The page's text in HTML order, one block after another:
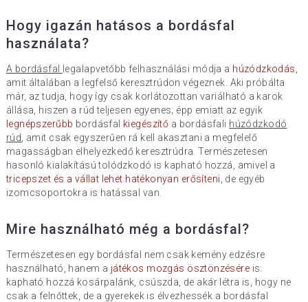
Hogy igazán hatásos a bordásfal
használata?
A bordásfal legalapvetőbb felhasználási módja a húzódzkodás
amit általában a legfelső keresztrúdon végeznek. Aki próbálta
már, az tudja, hogy így csak korlátozottan variálható a karok
állása, hiszen a rúd teljesen egyenes; épp emiatt az egyik
legnépszerűbb bordásfal kiegészítő a bordásfali húzódzkodó
rúd , amit csak egyszerűen rá kell akasztani a megfelelő
magasságban elhelyezkedő keresztrúdra. Természetesen
hasonló kialakítású tolódzkodó is kapható hozzá, amivel a
tricepszet és a vállat lehet hatékonyan erősíteni, de egyéb
izomcsoportokra is hatással van.
Mire használható még a bordásfal?
Természetesen egy bordásfal nem csak kemény edzésre
használható, hanem a játékos mozgás ösztönzésére is:
kapható hozzá kosárpalánk, csúszda, de akár létra is, hogy ne
csak a felnőttek, de a gyerekek is élvezhessék a bordásfal